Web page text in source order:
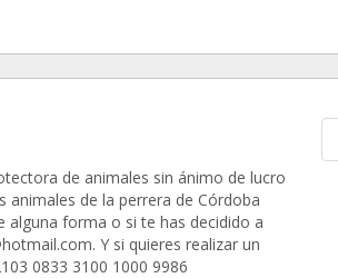
de animales sin ánimo de lucro
animales de la perrera de Córdoba
alguna forma o si te has decidido a
Y si quieres realizar un
0833 3100 1000 9986